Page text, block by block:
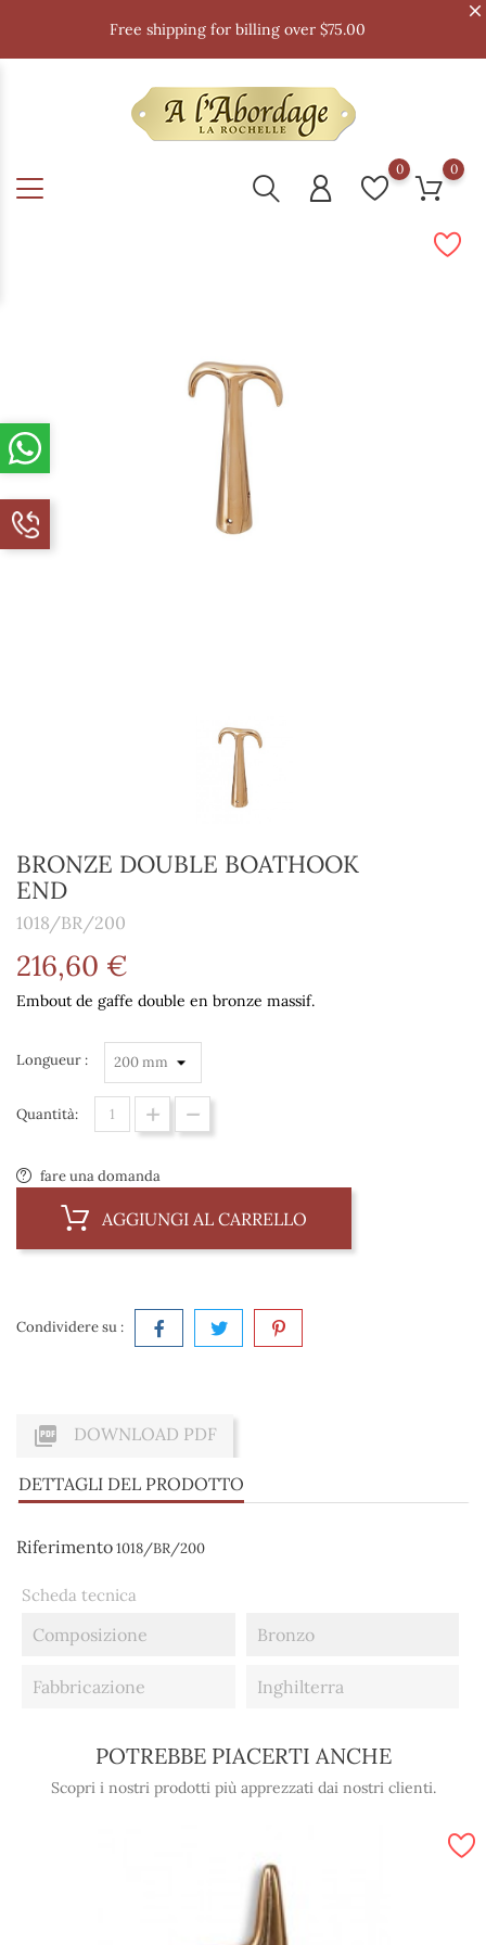
Free shipping for billing over $75.00
0 0
BRONZE DOUBLE BOATHOOK
END
1018/BR/200
216,60 €
Embout de gaffe double en bronze massif.
Longueur :
Quantità:
fare una domanda
AGGIUNGI AL CARRELLO
Condividere su :
 DOWNLOAD PDF
DETTAGLI DEL PRODOTTO
Riferimento1018/BR/200
Scheda tecnica
Composizione Bronzo
Fabbricazione Inghilterra
POTREBBE PIACERTI ANCHE
Scopri i nostri prodotti più apprezzati dai nostri clienti.